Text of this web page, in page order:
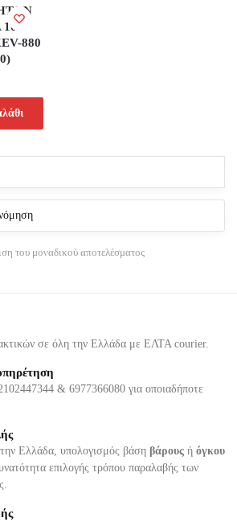
880
του μοναδικού αποτελέσματος
σε όλη την Ελλάδα με ΕΛΤΑ courier.
& 6977366080 για οποιαδήποτε
Ελλάδα, υπολογισμός βάση βάρους ή όγκου
επιλογής τρόπου παραλαβής των